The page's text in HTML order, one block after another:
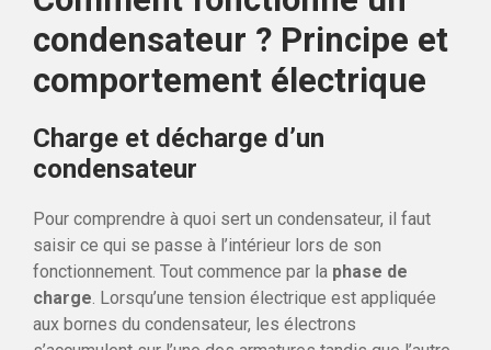
condensateur ? Principe et
comportement électrique
Charge et décharge d’un
condensateur
Pour comprendre à quoi sert un condensateur, il faut
saisir ce qui se passe à l’intérieur lors de son
fonctionnement. Tout commence par la phase de
charge. Lorsqu’une tension électrique est appliquée
aux bornes du condensateur, les électrons